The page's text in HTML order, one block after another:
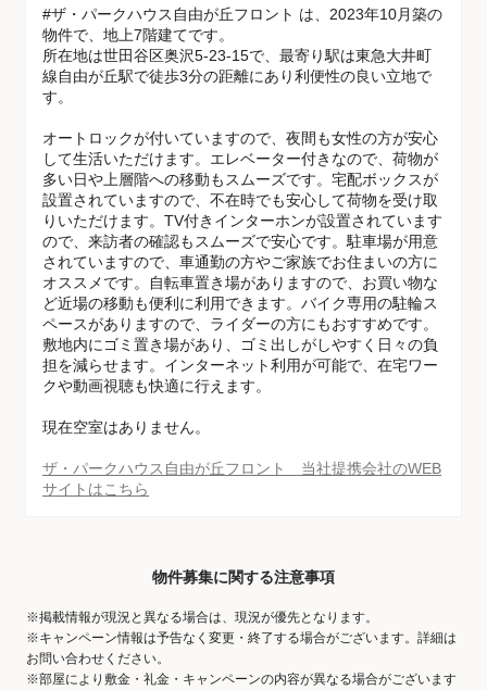
#ザ・パークハウス自由が丘フロント は、2023年10月築の
物件で、地上7階建てです。
所在地は世田谷区奥沢5-23-15で、最寄り駅は東急大井町
線自由が丘駅で徒歩3分の距離にあり利便性の良い立地で
す。
オートロックが付いていますので、夜間も女性の方が安心
して生活いただけます。エレベーター付きなので、荷物が
多い日や上層階への移動もスムーズです。宅配ボックスが
設置されていますので、不在時でも安心して荷物を受け取
りいただけます。TV付きインターホンが設置されています
ので、来訪者の確認もスムーズで安心です。駐車場が用意
されていますので、車通勤の方やご家族でお住まいの方に
オススメです。自転車置き場がありますので、お買い物な
ど近場の移動も便利に利用できます。バイク専用の駐輪ス
ペースがありますので、ライダーの方にもおすすめです。
敷地内にゴミ置き場があり、ゴミ出しがしやすく日々の負
担を減らせます。インターネット利用が可能で、在宅ワー
クや動画視聴も快適に行えます。
現在空室はありません。
ザ・パークハウス自由が丘フロント 当社提携会社のWEB
サイトはこちら
物件募集に関する注意事項
※掲載情報が現況と異なる場合は、現況が優先となります。
※キャンペーン情報は予告なく変更・終了する場合がございます。詳細は
お問い合わせください。
※部屋により敷金・礼金・キャンペーンの内容が異なる場合がございます